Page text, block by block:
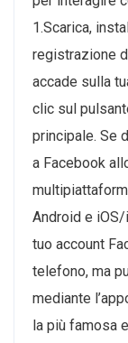
1.Scarica,
registrazione
accade sulla
clic sul
principale. Se
a Facebook
Android e
tuo account
telefono, ma
mediante
la più famosa